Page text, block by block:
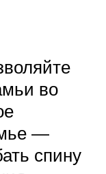
во
—
спину